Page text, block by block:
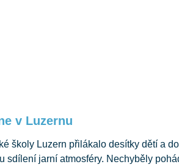
v Luzernu
školy Luzern přilákalo desítky dětí a
sdílení jarní atmosféry. Nechyběly